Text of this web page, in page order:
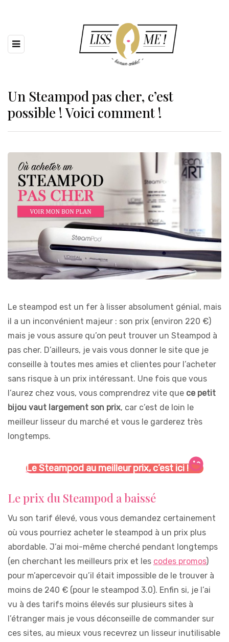
Un Steampod pas cher, c’est
possible ! Voici comment !
Le steampod est un fer à lisser absolument génial, mais
il a un inconvénient majeur : son prix (environ 220 €)
mais je vous assure qu’on peut trouver un Steampod à
pas cher. D’ailleurs, je vais vous donner le site que je
conseille à toutes mes amies et clientes pour l’acheter
sans risque à un prix intéressant. Une fois que vous
l’aurez chez vous, vous comprendrez vite que ce petit
bijou vaut largement son prix, car c’est de loin le
meilleur lisseur du marché et vous le garderez très
longtemps.
Le Steampod au meilleur prix, c’est ici !
Le prix du Steampod a baissé
Vu son tarif élevé, vous vous demandez certainement
où vous pourriez acheter le steampod à un prix plus
abordable. J’ai moi-même cherché pendant longtemps
(en cherchant les meilleurs prix et les codes promos)
pour m’apercevoir qu’il était impossible de le trouver à
moins de 240 € (pour le steampod 3.0). Enfin si, je l’ai
vu à des tarifs moins élevés sur plusieurs sites à
l’étranger mais je vous déconseille de commander sur
ces sites, au mieux vous recevrez un lisseur inutilisable